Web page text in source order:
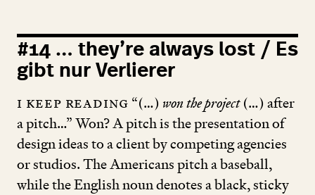
#14 … they’re always lost / Es
gibt nur Verlierer
I keep reading “(…) won the project(…) after
a pitch…” Won? A pitch is the presentation of
design ideas to a client by competing agencies
or studios. The Americans pitch a baseball,
while the English noun denotes a black, sticky